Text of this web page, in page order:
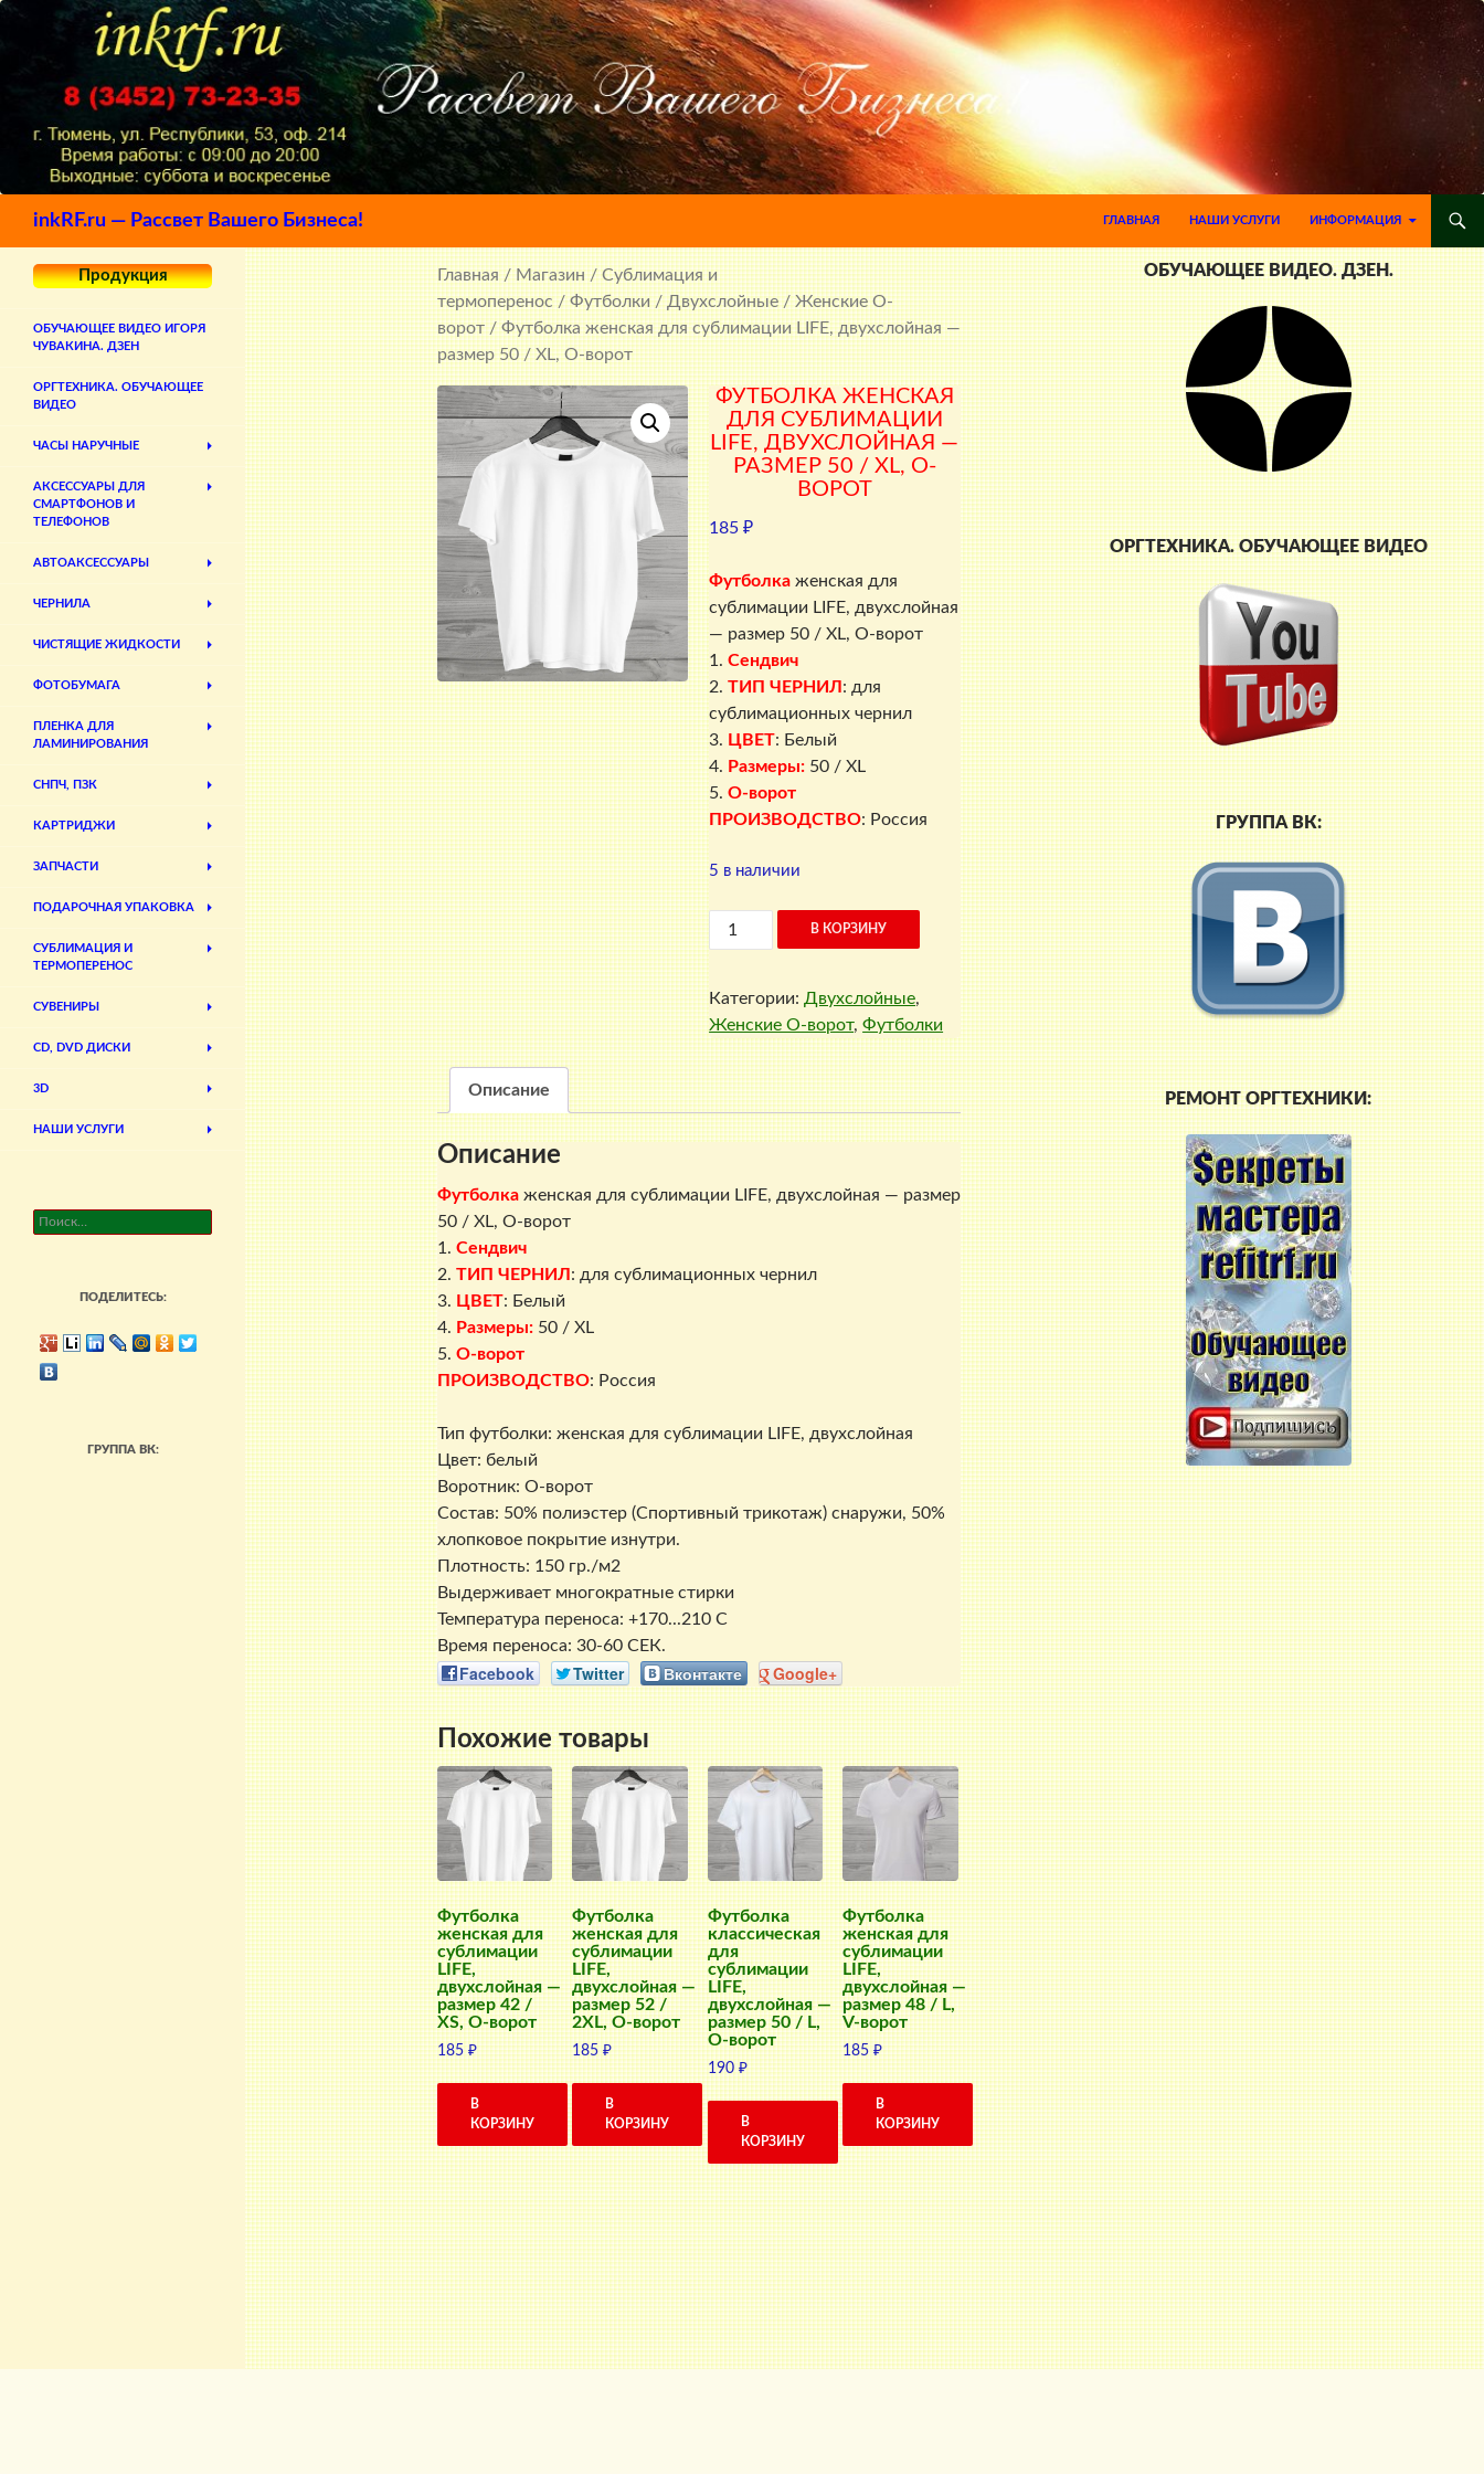
inkRF.ru — Рассвет Вашего Бизнеса!
ГЛАВНАЯ
НАШИ УСЛУГИ ИНФОРМАЦИЯ
Главная/Магазин/Сублимация и
термоперенос/Футболки/Двухслойные/Женские O-
ворот/ Футболка женская для сублимации LIFE, двухслойная —
размер 50 / XL, О-ворот
ФУТБОЛКА ЖЕНСКАЯ
ДЛЯ СУБЛИМАЦИИ
LIFE, ДВУХСЛОЙНАЯ —
РАЗМЕР 50 / XL, О-
ВОРОТ
185₽
Футболка женская для
сублимации LIFE, двухслойная
— размер 50 / XL, О-ворот
1.Сендвич
2. ТИП ЧЕРНИЛ : для
сублимационных чернил
3. ЦВЕТ: Белый
4. Размеры: 50 / XL
5. О-ворот
ПРОИЗВОДСТВО: Россия
5 в наличии
Количество
товара
Футболка
женская
для
сублимации
LIFE,
двухслойная
-
50
О-
В КОРЗИНУ
Категории:Двухслойные,
Женские O-ворот,Футболки
Описание
Описание
Футболкаженская для сублимации LIFE, двухслойная — размер
50 / XL, О-ворот
1. Сендвич
2. ТИП ЧЕРНИЛ : для сублимационных чернил
3. ЦВЕТ: Белый
4. Размеры:50 / XL
5. О-ворот
ПРОИЗВОДСТВО: Россия
Тип футболки: женская для сублимации LIFE, двухслойная
Цвет: белый
Воротник: О-ворот
Состав: 50% полиэстер (Спортивный трикотаж) снаружи, 50%
хлопковое покрытие изнутри.
Плотность: 150 гр./м2
Выдерживает многократные стирки
Температура переноса: +170...210 С
Время переноса: 30-60 СЕК.
Facebook Twitter Вконтакте Google+
Похожие товары
Футболка
женская для
сублимации
LIFE,
двухслойная —
размер 42 /
XS, О-ворот
185₽
В
КОРЗИНУ
Футболка
женская для
сублимации
LIFE,
двухслойная —
размер 52 /
2XL, О-ворот
185₽
В
КОРЗИНУ
Футболка
классическая
для
сублимации
LIFE,
двухслойная —
размер 50 / L,
О-ворот
190₽
В
КОРЗИНУ
Футболка
женская для
сублимации
LIFE,
двухслойная —
размер 48 / L,
V-ворот
185₽
В
КОРЗИНУ
ОБУЧАЮЩЕЕ ВИДЕО. ДЗЕН.
ОРГТЕХНИКА. ОБУЧАЮЩЕЕ ВИДЕО
ГРУППА ВК:
РЕМОНТ ОРГТЕХНИКИ:
Продукция
ОБУЧАЮЩЕЕ ВИДЕО ИГОРЯ
ЧУВАКИНА. ДЗЕН
ОРГТЕХНИКА. ОБУЧАЮЩЕЕ
ВИДЕО
ЧАСЫ НАРУЧНЫЕ
АКСЕССУАРЫ ДЛЯ
СМАРТФОНОВ И
ТЕЛЕФОНОВ
АВТОАКСЕССУАРЫ
ЧЕРНИЛА
ЧИСТЯЩИЕ ЖИДКОСТИ
ФОТОБУМАГА
ПЛЕНКА ДЛЯ
ЛАМИНИРОВАНИЯ
СНПЧ, ПЗК
КАРТРИДЖИ
ЗАПЧАСТИ
ПОДАРОЧНАЯ УПАКОВКА
СУБЛИМАЦИЯ И
ТЕРМОПЕРЕНОС
СУВЕНИРЫ
CD, DVD ДИСКИ
3D
НАШИ УСЛУГИ
Найти:
ПОДЕЛИТЕСЬ:
ГРУППА ВК: